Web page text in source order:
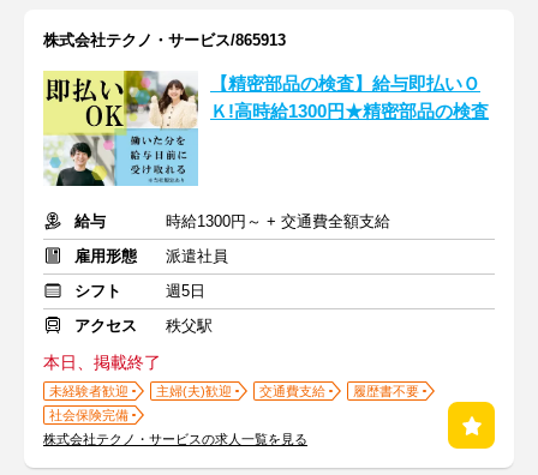
株式会社テクノ・サービス/865913
【精密部品の検査】給与即払いＯ
Ｋ!高時給1300円★精密部品の検査
給与
時給1300円～ + 交通費全額支給
雇用形態
派遣社員
シフト
週5日
アクセス
秩父駅
本日、掲載終了
未経験者歓迎 主婦(夫)歓迎 交通費支給
履歴書不要
社会保険完備
株式会社テクノ・サービスの求人一覧を見る